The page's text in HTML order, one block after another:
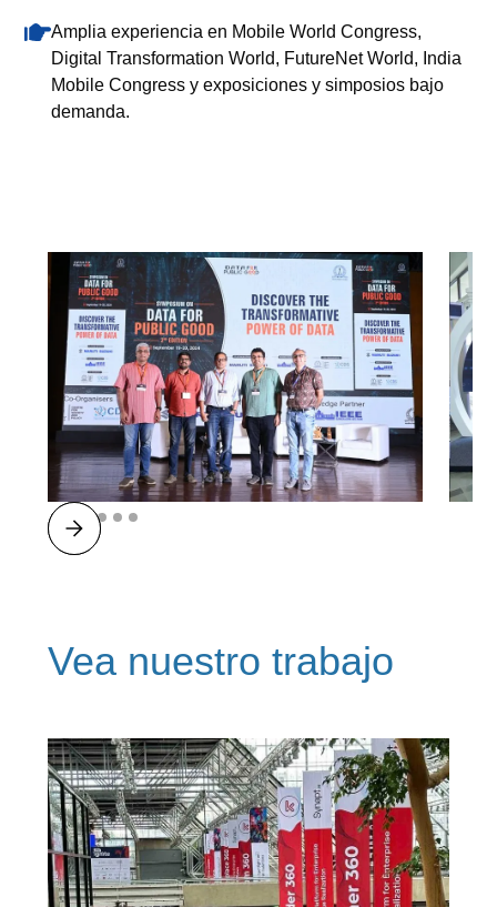
Amplia experiencia en Mobile World Congress,
Digital Transformation World, FutureNet World, India
Mobile Congress y exposiciones y simposios bajo
demanda.
Vea nuestro trabajo